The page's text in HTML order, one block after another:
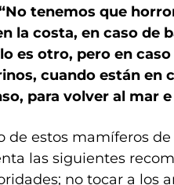
tenemos que
la costa, en caso de
es otro, pero en
cuando están en
para volver al mar e
de estos mamíferos
las siguientes
no tocar a los